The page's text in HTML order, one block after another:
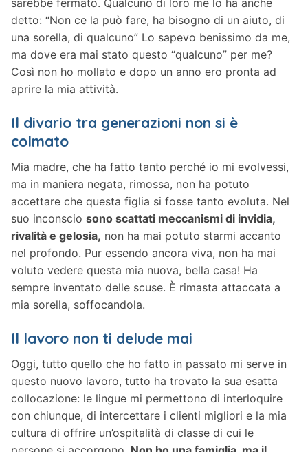
sarebbe fermato. Qualcuno di loro me lo ha anche
detto: “Non ce la può fare, ha bisogno di un aiuto, di
una sorella, di qualcuno” Lo sapevo benissimo da me,
ma dove era mai stato questo “qualcuno” per me?
Così non ho mollato e dopo un anno ero pronta ad
aprire la mia attività.
Il divario tra generazioni non si è
colmato
Mia madre, che ha fatto tanto perché io mi evolvessi,
ma in maniera negata, rimossa, non ha potuto
accettare che questa figlia si fosse tanto evoluta. Nel
suo inconscio sono scattati meccanismi di invidia,
rivalità e gelosia, non ha mai potuto starmi accanto
nel profondo. Pur essendo ancora viva, non ha mai
voluto vedere questa mia nuova, bella casa! Ha
sempre inventato delle scuse. È rimasta attaccata a
mia sorella, soffocandola.
Il lavoro non ti delude mai
Oggi, tutto quello che ho fatto in passato mi serve in
questo nuovo lavoro, tutto ha trovato la sua esatta
collocazione: le lingue mi permettono di interloquire
con chiunque, di intercettare i clienti migliori e la mia
cultura di offrire un’ospitalità di classe di cui le